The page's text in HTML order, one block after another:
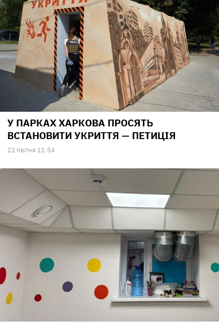
У ПАРКАХ ХАРКОВА ПРОСЯТЬ
ВСТАНОВИТИ УКРИТТЯ — ПЕТИЦІЯ
22 Квiтня 11:54